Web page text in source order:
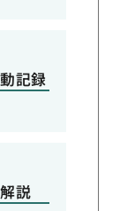
記録
説